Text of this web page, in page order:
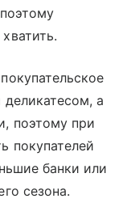
деликатесом, а
поэтому при
покупателей
банки или
сезона.